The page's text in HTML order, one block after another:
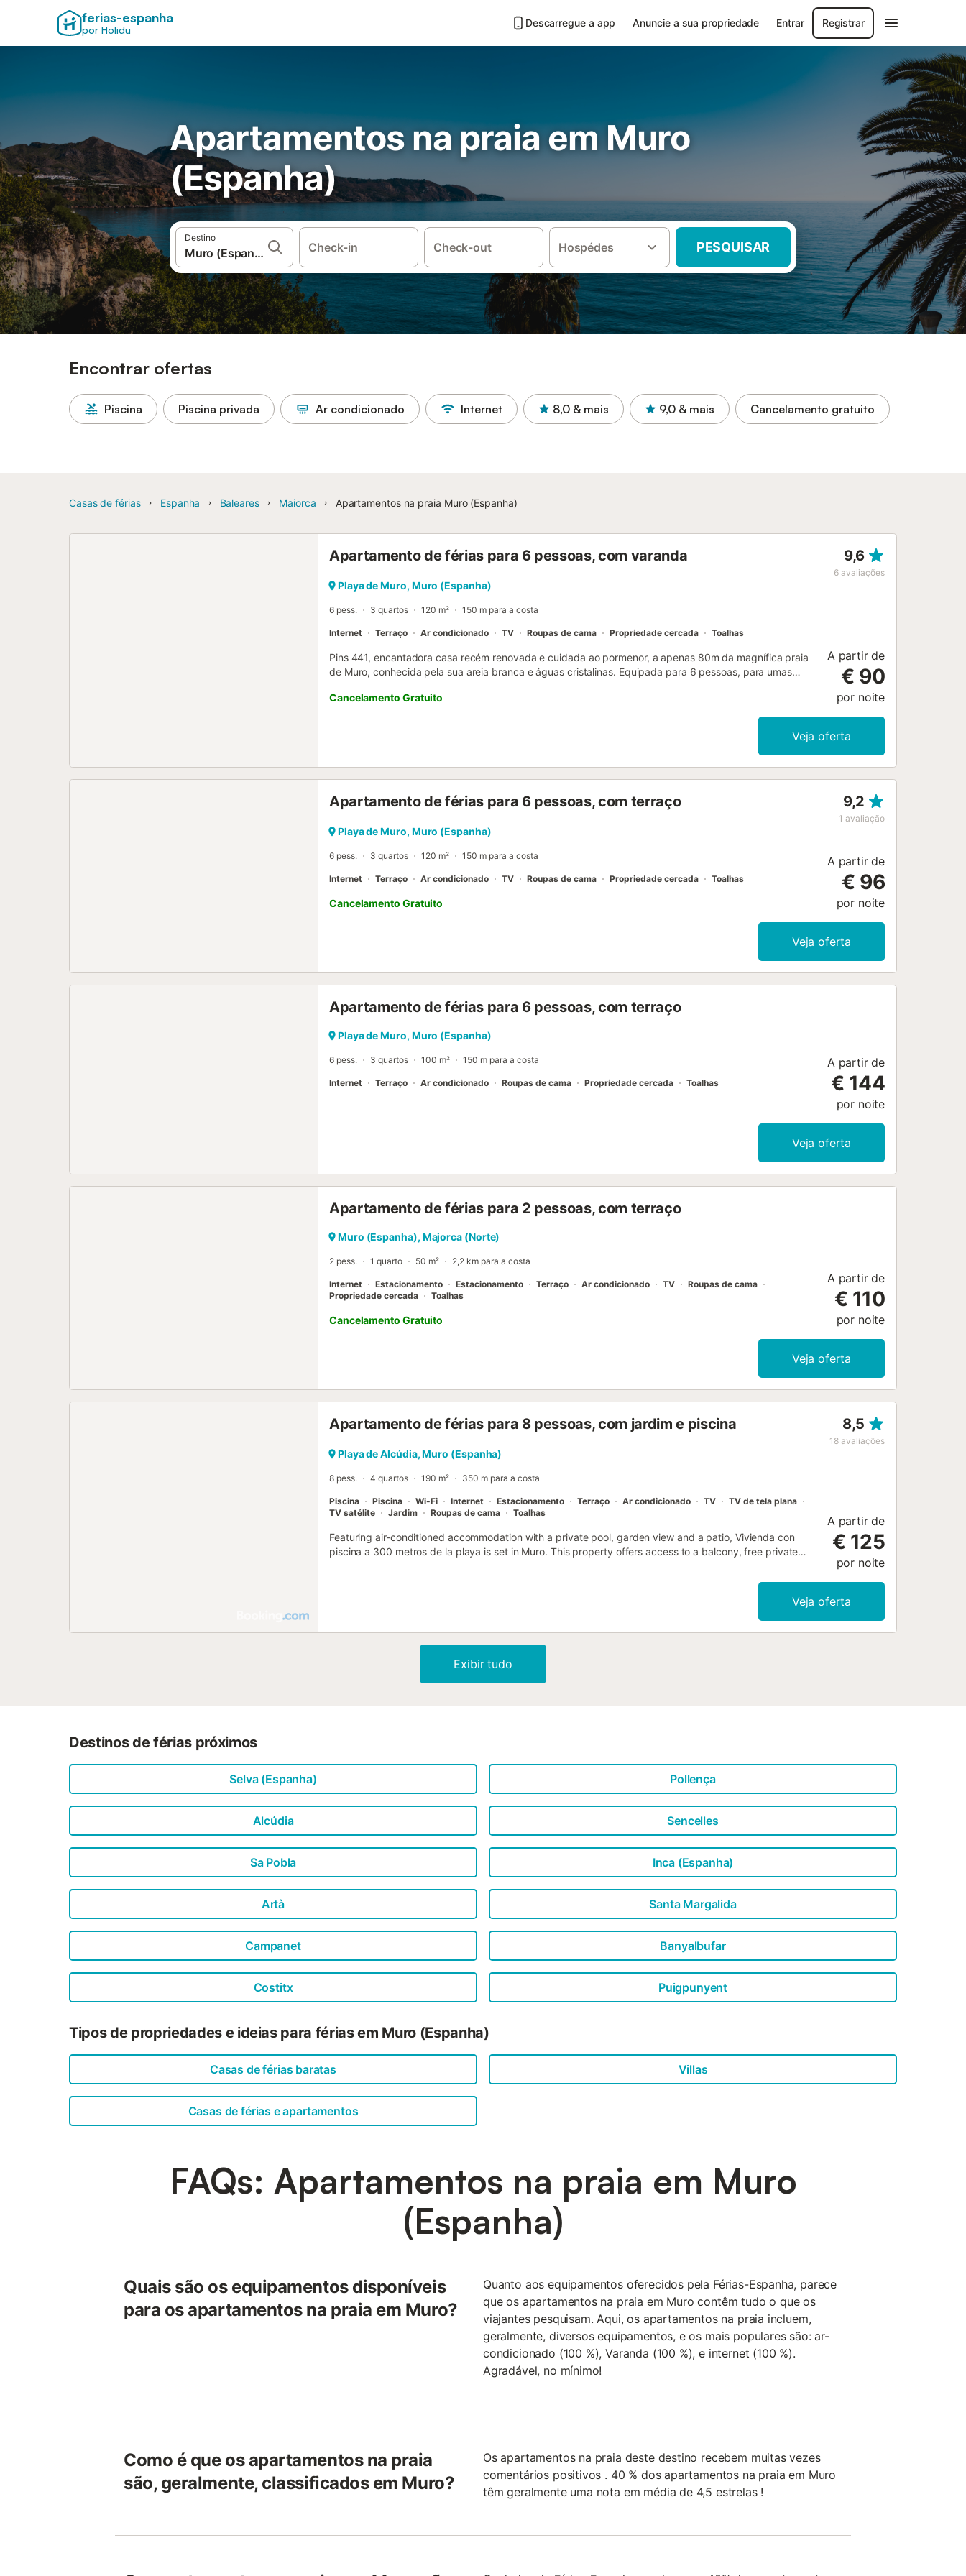
ferias-espanha
por Holidu
Descarregue a app Anuncie a sua propriedade Entrar Registrar
Apartamentos na praia em Muro
(Espanha)
Destino
Check-in Check-out Hospédes PESQUISAR
Encontrar ofertas
Piscina Piscina privada Ar condicionado Internet 8,0 & mais 9,0 & mais Cancelamento gratuito
Casas de férias Espanha Baleares Maiorca Apartamentos na praia Muro (Espanha)
Apartamento de férias para 6 pessoas, com varanda 9,6
6 avaliações
Playa de Muro, Muro (Espanha)
6 pess. 3 quartos 120 m² 150 m para a costa
Internet Terraço Ar condicionado TV Roupas de cama Propriedade cercada Toalhas
Pins 441, encantadora casa recém renovada e cuidada ao pormenor, a apenas 80m da magnífica praia
de Muro, conhecida pela sua areia branca e águas cristalinas. Equipada para 6 pessoas, para umas
alojar-se até 6 pessoas. Desfrute de umas férias na melhor companhia. A casa está equipada com dois
terraços, um situado no rés-do-chão com duas espreguiçadeiras para desfrutar do sol, e o segundo
situado no primeiro andar, com mesa para desfrutar de refeições ao ar livre. A cozinha está totalmente
descanso e duas casas de banho com duche no primeiro andar. Um dos quartos tem cama de casal e os
oportunidade! ESFCTU0000070110006727010000000000000000000ETV/125134...
Cancelamento Gratuito
A partir de
€ 90
por noite
Veja oferta
Apartamento de férias para 6 pessoas, com terraço 9,2
1 avaliação
Playa de Muro, Muro (Espanha)
6 pess. 3 quartos 120 m² 150 m para a costa
Internet Terraço Ar condicionado TV Roupas de cama Propriedade cercada Toalhas
Cancelamento Gratuito
A partir de
€ 96
por noite
Veja oferta
Apartamento de férias para 6 pessoas, com terraço
Playa de Muro, Muro (Espanha)
6 pess. 3 quartos 100 m² 150 m para a costa
Internet Terraço Ar condicionado Roupas de cama Propriedade cercada Toalhas
A partir de
€ 144
por noite
Veja oferta
Apartamento de férias para 2 pessoas, com terraço
Muro (Espanha), Majorca (Norte)
2 pess. 1 quarto 50 m² 2,2 km para a costa
Internet Estacionamento Estacionamento Terraço Ar condicionado TV
Roupas de cama
Propriedade cercada
Toalhas
Cancelamento Gratuito
A partir de
€ 110
por noite
Veja oferta
Apartamento de férias para 8 pessoas, com jardim e piscina 8,5
18 avaliações
Playa de Alcúdia, Muro (Espanha)
8 pess. 4 quartos 190 m² 350 m para a costa
Piscina Piscina Wi-Fi Internet Estacionamento Terraço Ar condicionado TV
TV de tela plana
TV satélite
Jardim Roupas de cama Toalhas
Featuring air-conditioned accommodation with a private pool, garden view and a patio, Vivienda con
piscina a 300 metros de la playa is set in Muro. This property offers access to a balcony, free private
A partir de
€ 125
por noite
Veja oferta
Exibir tudo
Destinos de férias próximos
Selva (Espanha) Pollença
Alcúdia Sencelles
Sa Pobla Inca (Espanha)
Artà Santa Margalida
Campanet Banyalbufar
Costitx Puigpunyent
Tipos de propriedades e ideias para férias em Muro (Espanha)
Casas de férias baratas Villas
Casas de férias e apartamentos
FAQs: Apartamentos na praia em Muro
(Espanha)
Quais são os equipamentos disponíveis
para os apartamentos na praia em Muro?
Quanto aos equipamentos oferecidos pela Férias-Espanha, parece
que os apartamentos na praia em Muro contêm tudo o que os
viajantes pesquisam. Aqui, os apartamentos na praia incluem,
geralmente, diversos equipamentos, e os mais populares são: ar-
condicionado (100 %), Varanda (100 %), e internet (100 %).
Agradável, no mínimo!
Como é que os apartamentos na praia
são, geralmente, classificados em Muro?
Os apartamentos na praia deste destino recebem muitas vezes
comentários positivos . 40 % dos apartamentos na praia em Muro
têm geralmente uma nota em média de 4,5 estrelas !